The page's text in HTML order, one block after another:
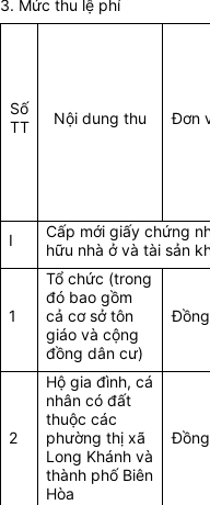
3. Mức thu lệ phí
Số
TT
Nội dung thu Đơn
I
Cấp mới giấy chứng
hữu nhà ở và tài sản
1
Tổ chức (trong
đó bao gồm
cả cơ sở tôn
giáo và cộng
đồng dân cư)
2
Hộ gia đình, cá
nhân có đất
thuộc các
phường thị xã
Long Khánh và
thành phố Biên
Hòa